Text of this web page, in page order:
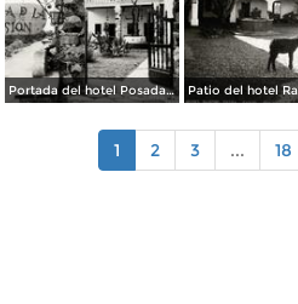
Portada del hotel Posada de la Misión
1 2 3 ... 18